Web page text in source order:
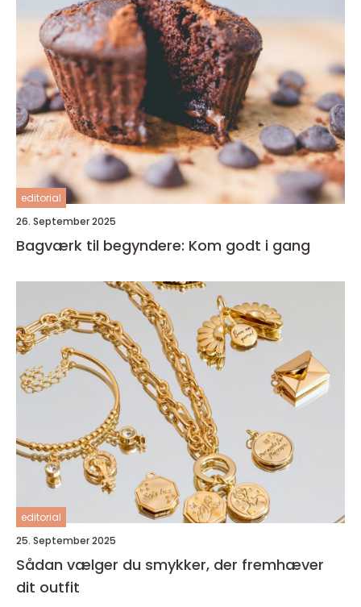
editorial
26. September 2025
Bagværk til begyndere: Kom godt i gang
editorial
25. September 2025
Sådan vælger du smykker, der fremhæver
dit outfit